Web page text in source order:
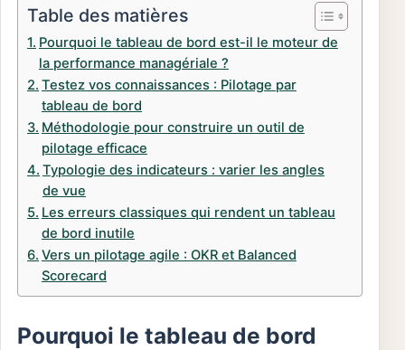
Table des matières
Pourquoi le tableau de bord est-il le moteur de
la performance managériale ?
Testez vos connaissances : Pilotage par
tableau de bord
Méthodologie pour construire un outil de
pilotage efficace
Typologie des indicateurs : varier les angles
de vue
Les erreurs classiques qui rendent un tableau
de bord inutile
Vers un pilotage agile : OKR et Balanced
Scorecard
Pourquoi le tableau de bord